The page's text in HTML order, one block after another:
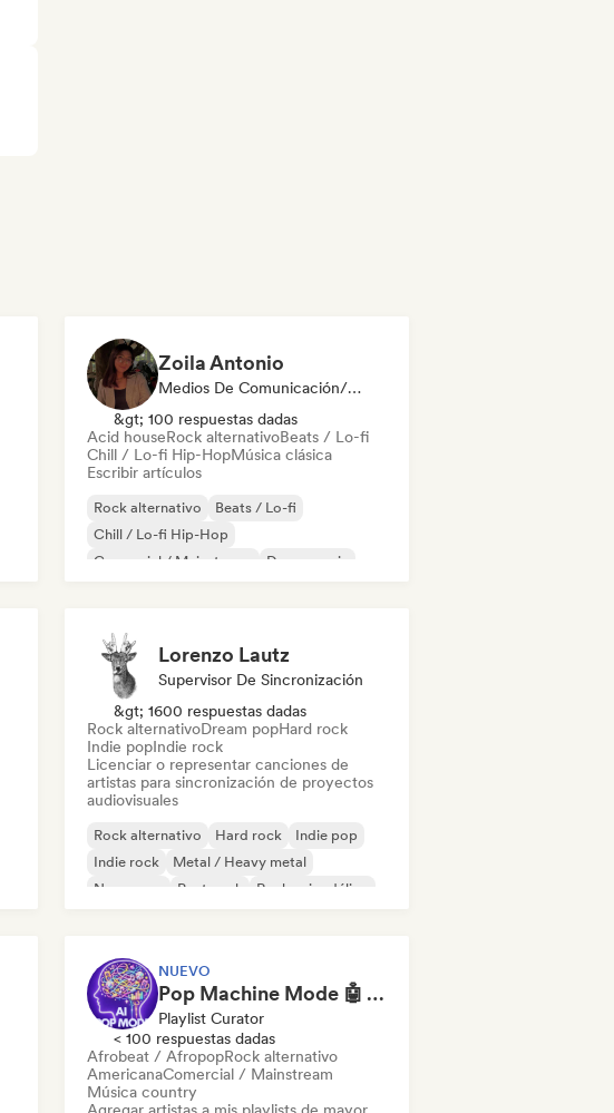
Zoila Antonio
Medios De Comunicación/Periodista
&gt; 100 respuestas dadas
Acid houseRock alternativoBeats / Lo-fi
Chill / Lo-fi Hip-HopMúsica clásica
Escribir artículos
Rock alternativo
Beats / Lo-fi
Chill / Lo-fi Hip-Hop
Comercial / Mainstream
Dance music
Lorenzo Lautz
Supervisor De Sincronización
&gt; 1600 respuestas dadas
Rock alternativoDream popHard rock
Indie popIndie rock
Licenciar o representar canciones de
artistas para sincronización de proyectos
audiovisuales
Rock alternativo Hard rock
Indie pop
Indie rock
Metal / Heavy metal
New wave
Post punk Rock psicodélico
NUEVO
Pop Machine Mode 🤖 AI Music, Indie Pop & Dream Pop
Playlist Curator
< 100 respuestas dadas
Afrobeat / AfropopRock alternativo
AmericanaComercial / Mainstream
Música country